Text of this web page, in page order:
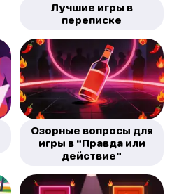
Лучшие игры в
переписке
Озорные вопросы для
игры в "Правда или
действие"